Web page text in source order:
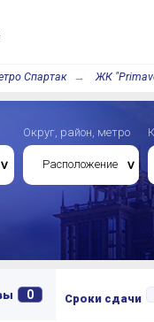
Спартак ЖК
Округ, район, метро
Расположение
0 Сроки сдачи